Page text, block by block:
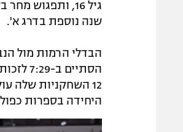
שנה נוספת בדרג א'.
הבדלי הרמות מול
12 השחקניות שלה
היחידה בספרות כפולות עם 14, כאשר מיכל אבודרהם